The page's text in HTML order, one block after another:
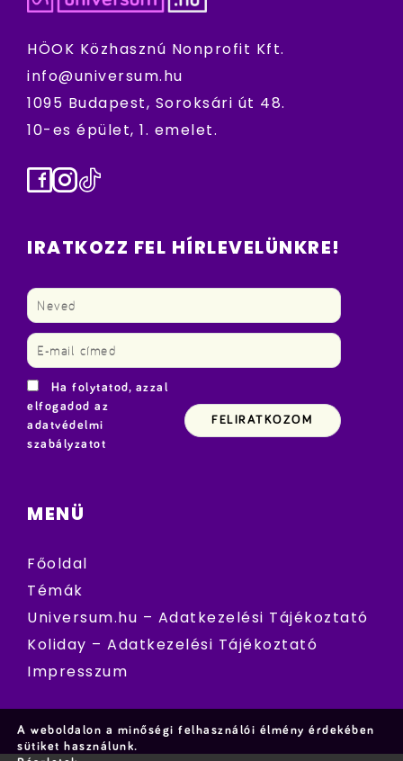
HÖOK Közhasznú Nonprofit Kft.
info@universum.hu
1095 Budapest, Soroksári út 48.
10-es épület, 1. emelet.
Facebook
Instagram
TikTok
IRATKOZZ FEL HÍRLEVELÜNKRE!
Ha folytatod, azzal
elfogadod az
adatvédelmi
szabályzatot
MENÜ
Főoldal
Témák
Universum.hu – Adatkezelési Tájékoztató
Koliday – Adatkezelési Tájékoztató
Impresszum
A weboldalon a minőségi felhasználói élmény érdekében
sütiket használunk.